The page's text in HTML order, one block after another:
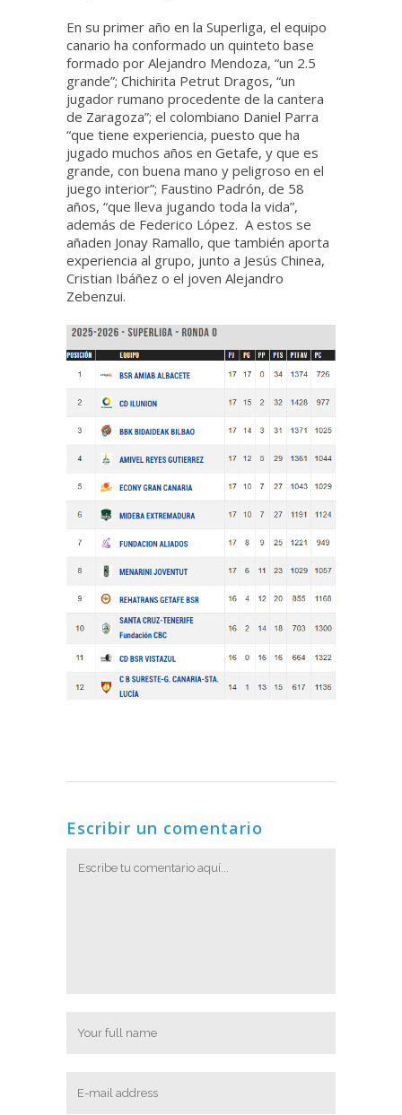
En su primer año en la Superliga, el equipo
canario ha conformado un quinteto base
formado por Alejandro Mendoza, “un 2.5
grande”; Chichirita Petrut Dragos, “un
jugador rumano procedente de la cantera
de Zaragoza”; el colombiano Daniel Parra
“que tiene experiencia, puesto que ha
jugado muchos años en Getafe, y que es
grande, con buena mano y peligroso en el
juego interior”; Faustino Padrón, de 58
años, “que lleva jugando toda la vida”,
además de Federico López. A estos se
añaden Jonay Ramallo, que también aporta
experiencia al grupo, junto a Jesús Chinea,
Cristian Ibáñez o el joven Alejandro
Zebenzui.
Escribir un comentario